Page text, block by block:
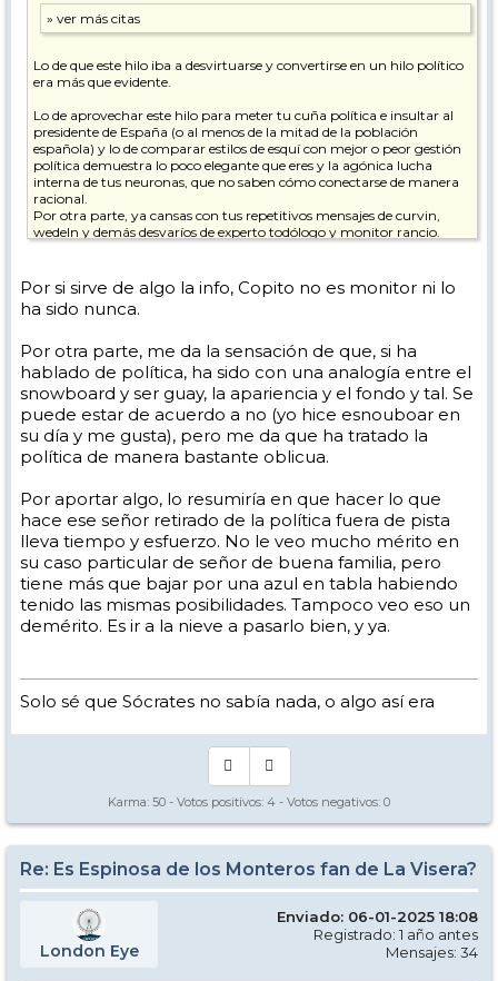
Lo de que este hilo iba a desvirtuarse y convertirse en un hilo político
era más que evidente.
Lo de aprovechar este hilo para meter tu cuña política e insultar al
presidente de España (o al menos de la mitad de la población
española) y lo de comparar estilos de esquí con mejor o peor gestión
política demuestra lo poco elegante que eres y la agónica lucha
interna de tus neuronas, que no saben cómo conectarse de manera
racional.
Por otra parte, ya cansas con tus repetitivos mensajes de curvin,
wedeln y demás desvaríos de experto todólogo y monitor rancio.
Paz y prosperidad.
Por si sirve de algo la info, Copito no es monitor ni lo
ha sido nunca.
Por otra parte, me da la sensación de que, si ha
hablado de política, ha sido con una analogía entre el
snowboard y ser guay, la apariencia y el fondo y tal. Se
puede estar de acuerdo a no (yo hice esnouboar en
su día y me gusta), pero me da que ha tratado la
política de manera bastante oblicua.
Por aportar algo, lo resumiría en que hacer lo que
hace ese señor retirado de la política fuera de pista
lleva tiempo y esfuerzo. No le veo mucho mérito en
su caso particular de señor de buena familia, pero
tiene más que bajar por una azul en tabla habiendo
tenido las mismas posibilidades. Tampoco veo eso un
demérito. Es ir a la nieve a pasarlo bien, y ya.
Solo sé que Sócrates no sabía nada, o algo así era
Karma: 50 - Votos positivos: 4 - Votos negativos: 0
Re: Es Espinosa de los Monteros fan de La Visera?
London Eye
Enviado: 06-01-2025 18:08
Registrado: 1 año antes
Mensajes: 34